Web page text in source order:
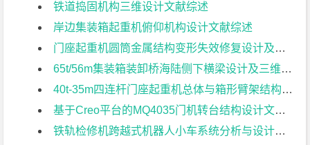
铁道捣固机构三维设计文献综述
岸边集装箱起重机俯仰机构设计文献综述
门座起重机圆筒金属结构变形失效修复设计及设备管理对策与分析；文献综述
65t/56m集装箱装卸桥海陆侧下横梁设计及三维建模文献综述
40t-35m四连杆门座起重机总体与箱形臂架结构参数化建模文献综述
基于Creo平台的MQ4035门机转台结构设计文献综述
铁轨检修机跨越式机器人小车系统分析与设计文献综述